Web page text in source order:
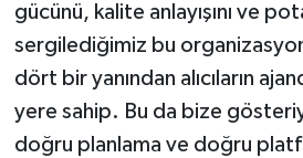
gücünü, kalite anlayışını ve
sergilediğimiz bu
dört bir yanından alıcıların
yere sahip. Bu da bize
doğru planlama ve doğru